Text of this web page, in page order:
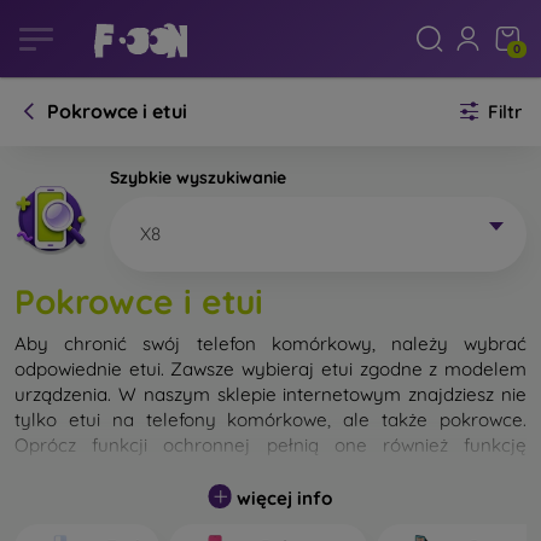
0
Pokrowce i etui Filtr
Szybkie wyszukiwanie
X8
Pokrowce i etui
Aby chronić swój telefon komórkowy, należy wybrać
odpowiednie etui. Zawsze wybieraj etui zgodne z modelem
urządzenia. W naszym sklepie internetowym znajdziesz nie
tylko etui na telefony komórkowe, ale także pokrowce.
Oprócz funkcji ochronnej pełnią one również funkcję
Pokrowiec na telefon komórkowy możemy również nazwać
więcej info